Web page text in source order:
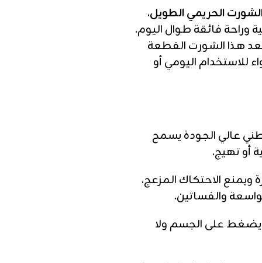
الحريمي الطويل،
فائقة طوال اليوم.
هذا الشورت القطعة
للاستخدام اليومي أو
عالي الجودة يسمح
أو تهيج.
الاحتكاك المزعج،
والفساتين.
يضغط على الجسم ولا